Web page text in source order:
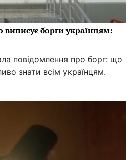
борги українцям:
повідомлення про борг: що
знати всім українцям.